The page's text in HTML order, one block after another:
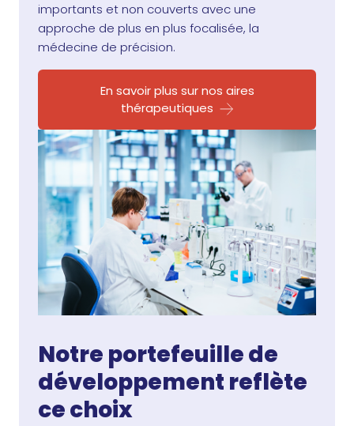
importants et non couverts avec une
approche de plus en plus focalisée, la
médecine de précision.
En savoir plus sur nos aires
thérapeutiques
Notre portefeuille de
développement reflète
ce choix